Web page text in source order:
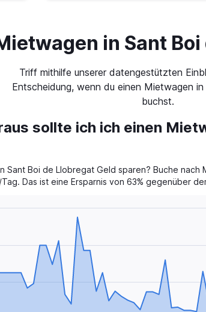
in Sant
Triff mithilfe unserer datengestützten
Entscheidung, wenn du einen Mietwagen
buchst.
sollte ich ich einen
Boi de Llobregat Geld sparen? Buche nach
Das ist eine Ersparnis von 63% gegenüber